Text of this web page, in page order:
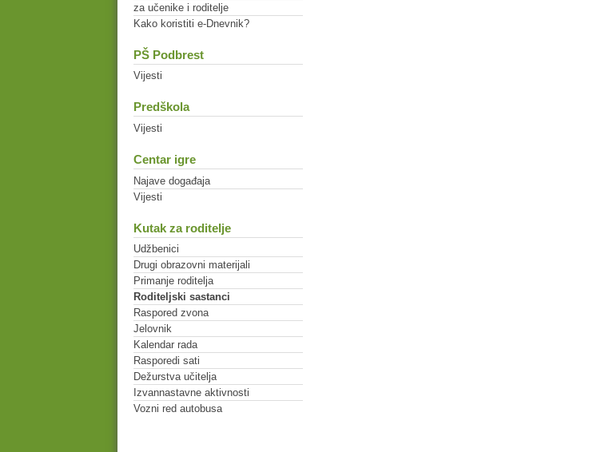
za učenike i roditelje
Kako koristiti e-Dnevnik?
PŠ Podbrest
Vijesti
Predškola
Vijesti
Centar igre
Najave događaja
Vijesti
Kutak za roditelje
Udžbenici
Drugi obrazovni materijali
Primanje roditelja
Roditeljski sastanci
Raspored zvona
Jelovnik
Kalendar rada
Rasporedi sati
Dežurstva učitelja
Izvannastavne aktivnosti
Vozni red autobusa